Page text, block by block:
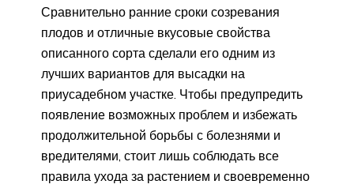
Сравнительно ранние сроки созревания
плодов и отличные вкусовые свойства
описанного сорта сделали его одним из
лучших вариантов для высадки на
приусадебном участке. Чтобы предупредить
появление возможных проблем и избежать
продолжительной борьбы с болезнями и
вредителями, стоит лишь соблюдать все
правила ухода за растением и своевременно